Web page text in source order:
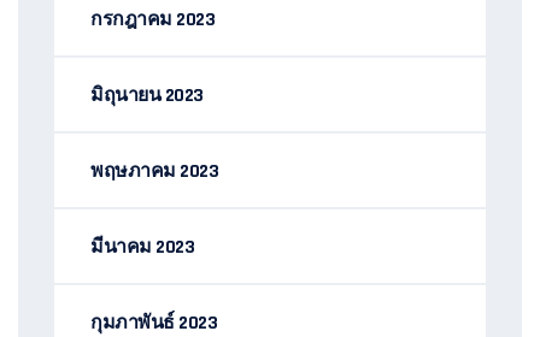
กรกฎาคม 2023
มิถุนายน 2023
พฤษภาคม 2023
มีนาคม 2023
กุมภาพันธ์ 2023